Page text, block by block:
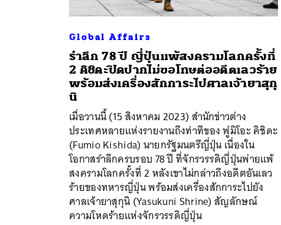
Global Affairs
รำลึก 78 ปี ญี่ปุ่นแพ้สงครามโลกครั้งที่
2 คิชิดะปิดปากไม่ขอโทษต่ออดีตเลวร้าย
พร้อมส่งเครื่องสักการะไปศาลเจ้ายาสุกุ
นิ
เมื่อวานนี้ (15 สิงหาคม 2023) สำนักข่าวต่าง
ประเทศหลายแห่งรายงานถึงท่าทีของ ฟูมิโอะ คิชิดะ
(Fumio Kishida) นายกรัฐมนตรีญี่ปุ่น เนื่องใน
โอกาสรำลึกครบรอบ 78 ปี ที่จักรวรรดิญี่ปุ่นพ่ายแพ้
สงครามโลกครั้งที่ 2 หลังเขาไม่กล่าวถึงอดีตอันเลว
ร้ายของทหารญี่ปุ่น พร้อมส่งเครื่องสักการะไปยัง
ศาลเจ้ายาสุกุนิ (Yasukuni Shrine) สัญลักษณ์
ความโหดร้ายแห่งจักรวรรดิญี่ปุ่น
ค้นหา